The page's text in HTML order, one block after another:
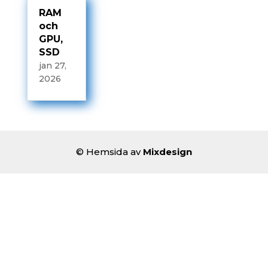
RAM
och
GPU,
SSD
jan 27,
2026
© Hemsida av Mixdesign